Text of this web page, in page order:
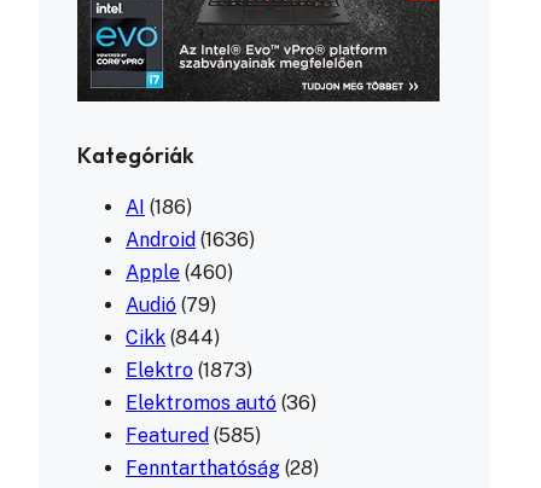
Kategóriák
AI (186)
Android (1636)
Apple (460)
Audió (79)
Cikk (844)
Elektro (1873)
Elektromos autó (36)
Featured (585)
Fenntarthatóság (28)